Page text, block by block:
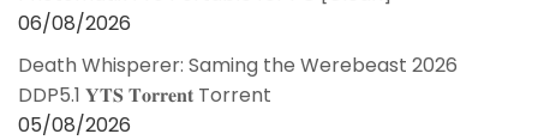
06/08/2026
Death Whisperer: Saming the Werebeast 2026
DDP5.1 𝐘𝐓𝐒 𝐓𝐨𝐫𝐫𝐞𝐧𝐭 Torrent
05/08/2026